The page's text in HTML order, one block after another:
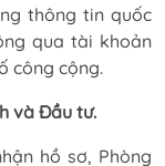
thông tin quốc
qua tài khoản
công cộng.
và Đầu tư.
hồ sơ, Phòng